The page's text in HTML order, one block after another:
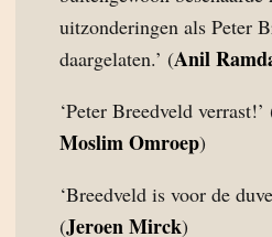
uitzonderingen als Peter
daargelaten.’ (Anil
‘Peter Breedveld verrast!’
Moslim Omroep)
‘Breedveld is voor de
(Jeroen Mirck)